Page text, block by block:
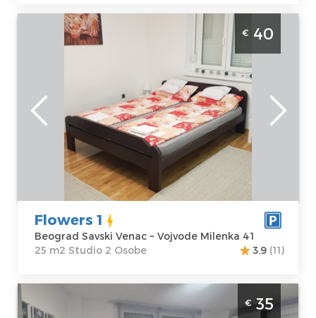
Studio Apartman Flowers 1 Beograd Savski
Venac, studio apartman, velicine 25m2 na
Lokacija:
Beograd Savski
Adresa:Vojvode
Milenka 41
Gosti:2
Kvadratura :25
m2
Struktura :
Studio
€ 40
Flowers 1
Beograd Savski Venac ~ Vojvode Milenka 41
25 m2 Studio 2 Osobe
3.9 (11)
Studio Apartman Beo centar Beograd
Zvezdara. Studio apartman, veličine 20m2,
€35